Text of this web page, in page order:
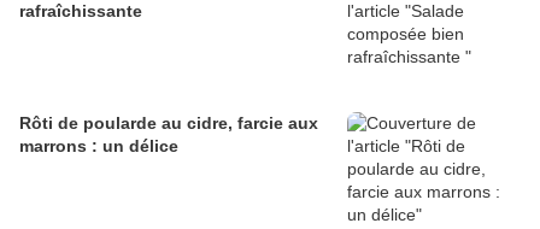
rafraîchissante
Rôti de poularde au cidre, farcie aux
marrons : un délice